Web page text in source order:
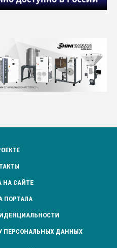
НА САЙТЕ
ПОРТАЛА
ПЕРСОНАЛЬНЫХ ДАННЫХ